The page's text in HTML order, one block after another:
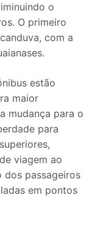
o
O primeiro
com a
estão
maior
mudança para o
para
viagem ao
dos passageiros
em pontos